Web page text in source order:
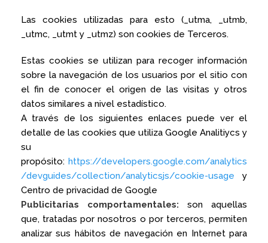
Las cookies utilizadas para esto (_utma, _utmb,
_utmc, _utmt y _utmz) son cookies de Terceros.
Estas cookies se utilizan para recoger información
sobre la navegación de los usuarios por el sitio con
el fin de conocer el origen de las visitas y otros
datos similares a nivel estadístico.
A través de los siguientes enlaces puede ver el
detalle de las cookies que utiliza Google Analitiycs y
su
propósito: https://developers.google.com/analytics
/devguides/collection/analyticsjs/cookie-usage y
Centro de privacidad de Google
Publicitarias comportamentales: son aquellas
que, tratadas por nosotros o por terceros, permiten
analizar sus hábitos de navegación en Internet para